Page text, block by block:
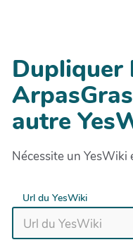
Dupliquer
autre
Nécessite un YesWiki
Url du YesWiki